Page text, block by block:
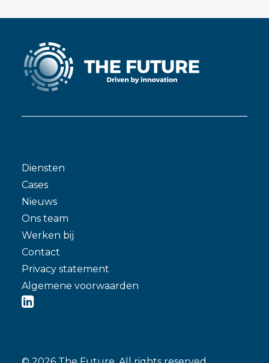
Diensten
Cases
Nieuws
Ons team
Werken bij
Contact
Privacy statement
Algemene voorwaarden